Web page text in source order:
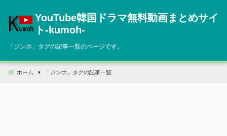
へ
動
YouTube韓国ドラマ無料動画まとめサイ
ト‐kumoh‐
「ジンホ 」タグの記事一覧のページです。
ホーム 「 ジンホ 」タグの記事一覧